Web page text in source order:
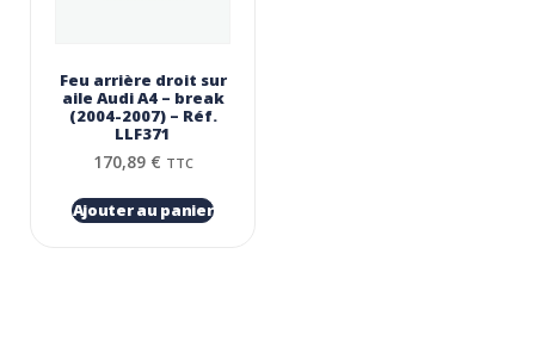
Feu arrière droit sur
aile Audi A4 – break
(2004-2007) – Réf.
LLF371
170,89 € TTC
Ajouter au panier